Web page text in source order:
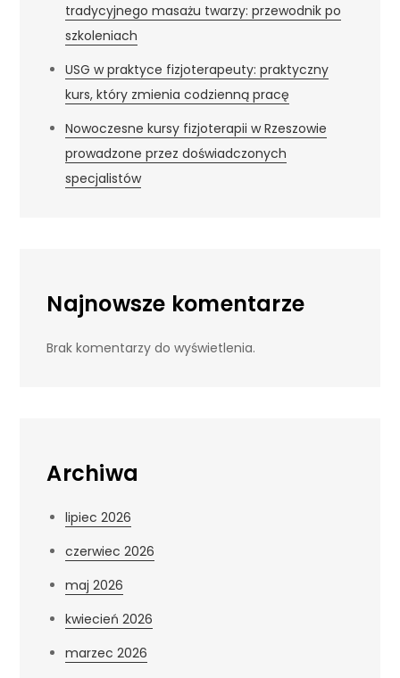
tradycyjnego masażu twarzy: przewodnik po
szkoleniach
USG w praktyce fizjoterapeuty: praktyczny
kurs, który zmienia codzienną pracę
Nowoczesne kursy fizjoterapii w Rzeszowie
prowadzone przez doświadczonych
specjalistów
Najnowsze komentarze
Brak komentarzy do wyświetlenia.
Archiwa
lipiec 2026
czerwiec 2026
maj 2026
kwiecień 2026
marzec 2026